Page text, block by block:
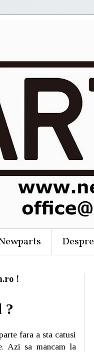
Despre
!
?
fara a sta catusi
Azi sa mancam la